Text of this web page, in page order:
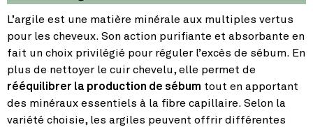
L’argile est une matière minérale aux multiples vertus
pour les cheveux. Son action purifiante et absorbante en
fait un choix privilégié pour réguler l’excès de sébum. En
plus de nettoyer le cuir chevelu, elle permet de
rééquilibrer la production de sébum tout en apportant
des minéraux essentiels à la fibre capillaire. Selon la
variété choisie, les argiles peuvent offrir différentes